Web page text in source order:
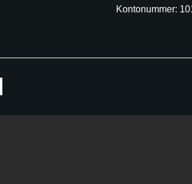
Kontonummer: